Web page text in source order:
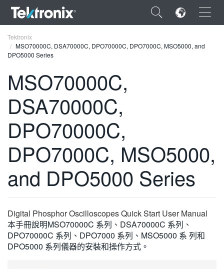
×
ENGLISH
FRANÇAIS
DEUTSCH
VIỆT NAM
简体中文
한국어
繁體中文
Tektronix
MSO70000C, DSA70000C, DPO70000C, DPO7000C, MSO5000, and
DPO5000 Series
MSO70000C,
DSA70000C,
DPO70000C,
DPO7000C, MSO5000,
and DPO5000 Series
Digital Phosphor Oscilloscopes Quick Start User Manual
本手冊說明MSO70000C 系列、DSA70000C 系列、
DPO70000C 系列、DPO7000 系列、MSO5000 系 列和
DPO5000 系列儀器的安裝和操作方式。